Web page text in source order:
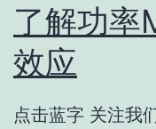
了解功率
效应
点击蓝字 关注我